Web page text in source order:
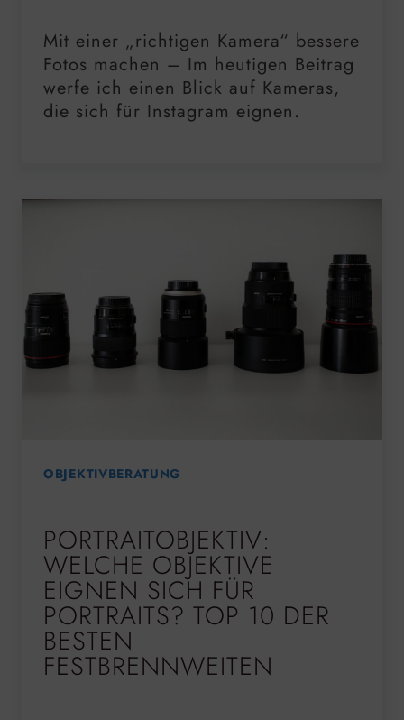
Mit einer „richtigen Kamera“ bessere
Fotos machen – Im heutigen Beitrag
werfe ich einen Blick auf Kameras,
die sich für Instagram eignen.
OBJEKTIVBERATUNG
PORTRAITOBJEKTIV:
WELCHE OBJEKTIVE
EIGNEN SICH FÜR
PORTRAITS? TOP 10 DER
BESTEN
FESTBRENNWEITEN